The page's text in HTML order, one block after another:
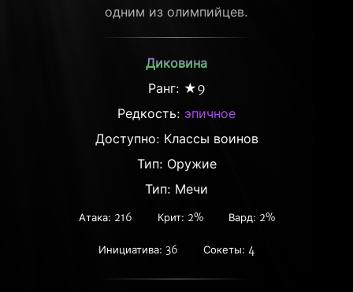
одним из олимпийцев.
Диковина
Ранг: ★9
Редкость: эпичное
Доступно: Классы воинов
Тип: Оружие
Тип: Мечи
Атака: 216 Крит: 2% Вард: 2%
Инициатива: 36 Сокеты: 4